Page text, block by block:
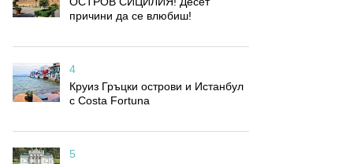
причини да се влюбиш!
4
Круиз Гръцки острови и Истанбул
с Costa Fortuna
5